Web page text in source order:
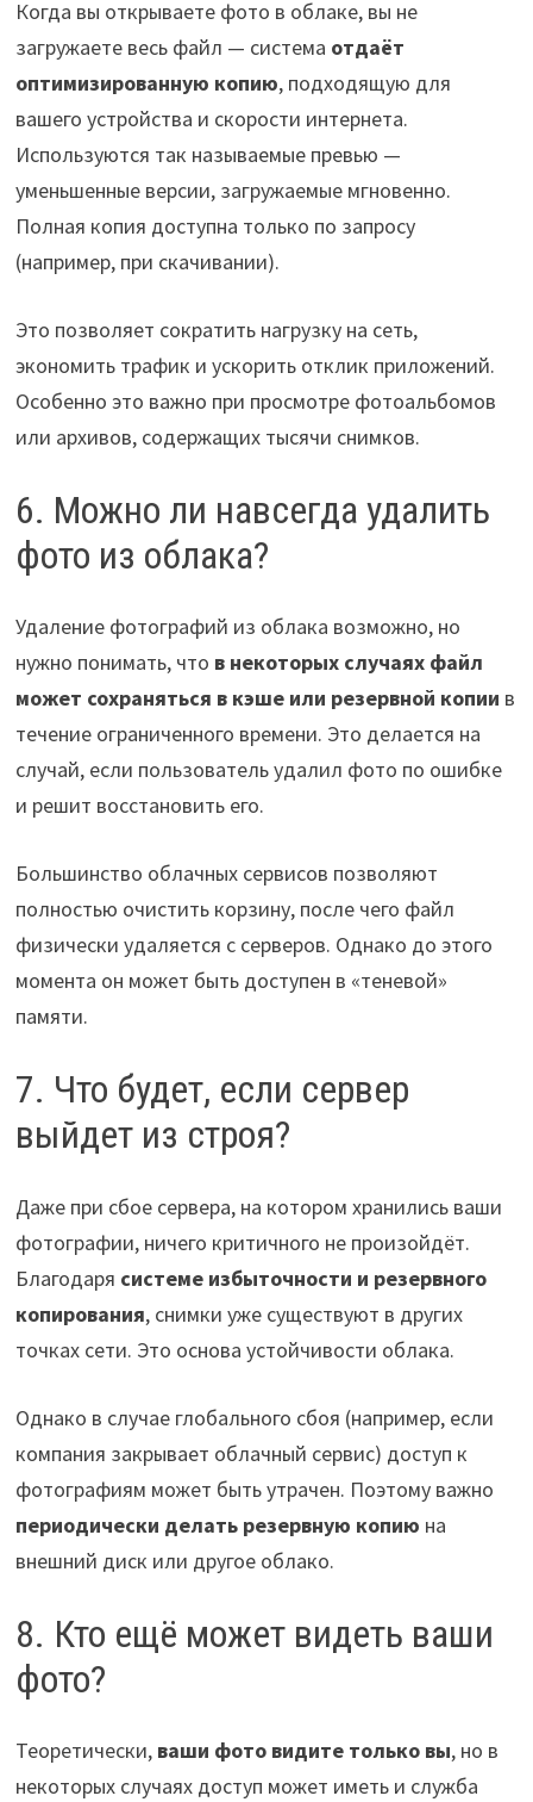
Когда вы открываете фото в облаке, вы не
загружаете весь файл — система отдаёт
оптимизированную копию, подходящую для
вашего устройства и скорости интернета.
Используются так называемые превью —
уменьшенные версии, загружаемые мгновенно.
Полная копия доступна только по запросу
(например, при скачивании).
Это позволяет сократить нагрузку на сеть,
экономить трафик и ускорить отклик приложений.
Особенно это важно при просмотре фотоальбомов
или архивов, содержащих тысячи снимков.
6. Можно ли навсегда удалить
фото из облака?
Удаление фотографий из облака возможно, но
нужно понимать, что в некоторых случаях файл
может сохраняться в кэше или резервной копии в
течение ограниченного времени. Это делается на
случай, если пользователь удалил фото по ошибке
и решит восстановить его.
Большинство облачных сервисов позволяют
полностью очистить корзину, после чего файл
физически удаляется с серверов. Однако до этого
момента он может быть доступен в «теневой»
памяти.
7. Что будет, если сервер
выйдет из строя?
Даже при сбое сервера, на котором хранились ваши
фотографии, ничего критичного не произойдёт.
Благодаря системе избыточности и резервного
копирования, снимки уже существуют в других
точках сети. Это основа устойчивости облака.
Однако в случае глобального сбоя (например, если
компания закрывает облачный сервис) доступ к
фотографиям может быть утрачен. Поэтому важно
периодически делать резервную копию на
внешний диск или другое облако.
8. Кто ещё может видеть ваши
фото?
Теоретически, ваши фото видите только вы, но в
некоторых случаях доступ может иметь и служба